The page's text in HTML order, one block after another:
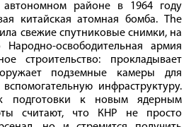
автономном районе в 1964 году
китайская атомная бомба. The
свежие спутниковые снимки, на
освободительная армия
строительство: прокладывает
подземные камеры для
инфраструктуру.
подготовки к новым ядерным
считают, что КНР не просто